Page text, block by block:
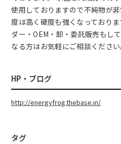
使用しておりますので不純物が
度は高く硬度も強くなっており
ダー・OEM・卸・委託販売もし
なる方はお気軽にご相談ください
HP・ブログ
http://energyfrog.thebase.in/
タグ